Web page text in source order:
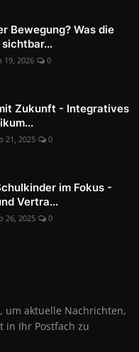
Bewegung? Was die
19, 2026 0
Zukunft - Integratives
21, 2025 0
im Fokus -
Vertra...
26, 2025 0
um aktuelle Nachrichten,
in Ihr Postfach zu